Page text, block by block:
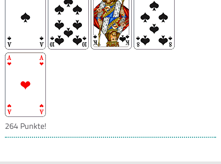
264 Punkte!